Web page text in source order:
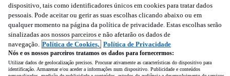
dispositivo, tais como identificadores únicos em cookies para tratar dados
pessoais. Pode aceitar ou gerir as suas escolhas clicando abaixo ou em
qualquer momento na página da política de privacidade. Estas escolhas serão
sinalizadas aos nossos parceiros e não afetarão os dados de
navegação. Política de Cookies, Política de Privacidade
Nós e os nossos parceiros tratamos os dados para fornecermos:
Utilizar dados de geolocalização precisos. Procurar ativamente as características do dispositivo para
identificação. Armazenar e/ou aceder a informações num dispositivo. Publicidade e conteúdos